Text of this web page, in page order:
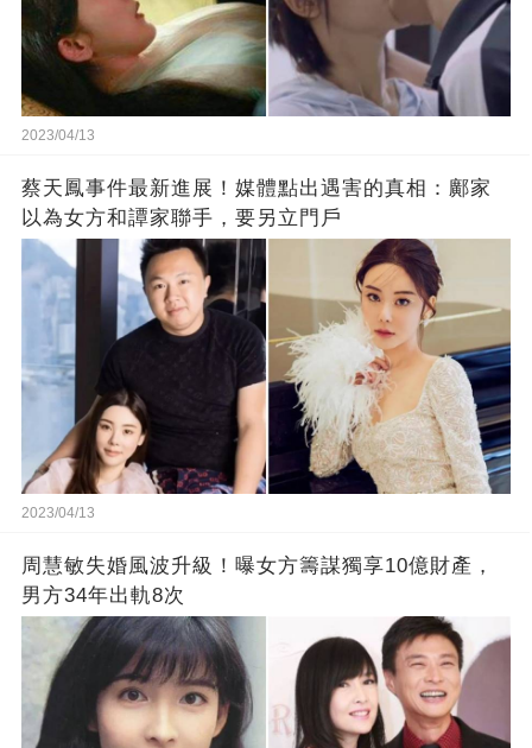
2023/04/13
蔡天鳳事件最新進展！媒體點出遇害的真相：鄺家
以為女方和譚家聯手，要另立門戶
2023/04/13
周慧敏失婚風波升級！曝女方籌謀獨享10億財產，
男方34年出軌8次